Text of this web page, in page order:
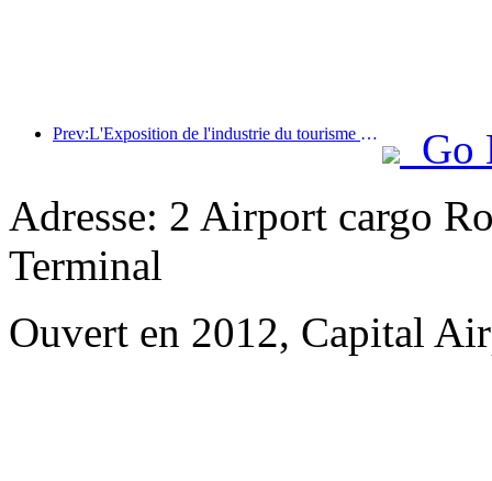
Prev:L'Exposition de l'industrie du tourisme culturel de Chine 2025 se tiendra à Wuhan du 12 au 14 septembre.
Go
Adresse: 2 Airport cargo
Terminal
Ouvert en 2012, Capital